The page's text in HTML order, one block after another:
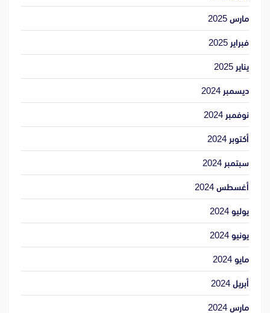
مارس 2025
فبراير 2025
يناير 2025
ديسمبر 2024
نوفمبر 2024
أكتوبر 2024
سبتمبر 2024
أغسطس 2024
يوليو 2024
يونيو 2024
مايو 2024
أبريل 2024
مارس 2024